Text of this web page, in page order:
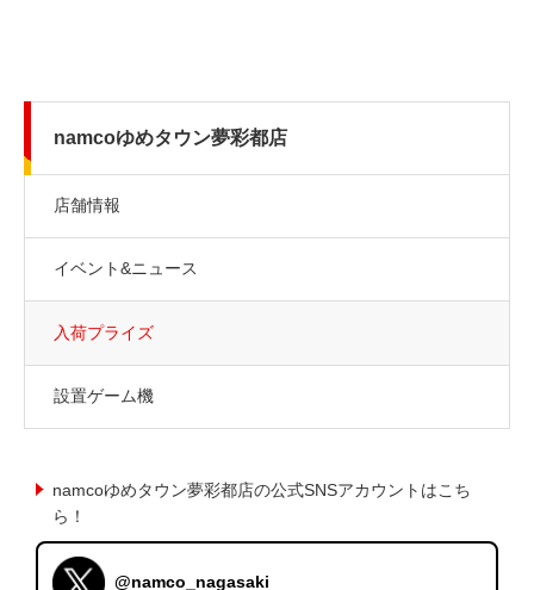
namcoゆめタウン夢彩都店
店舗情報
イベント&ニュース
入荷プライズ
設置ゲーム機
namcoゆめタウン夢彩都店の公式SNSアカウントはこち
ら！
@namco_nagasaki